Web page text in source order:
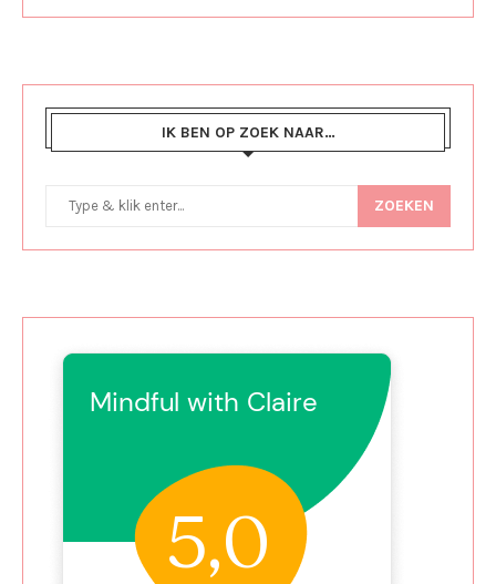
IK BEN OP ZOEK NAAR…
ZOEKEN